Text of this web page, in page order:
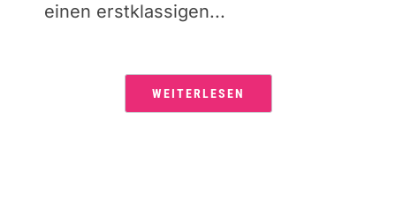
einen erstklassigen...
WEITERLESEN